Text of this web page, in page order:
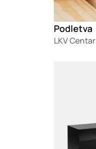
Podletva
LKV Centar